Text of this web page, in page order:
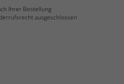
Ihrer Bestellung
ausgeschlossen